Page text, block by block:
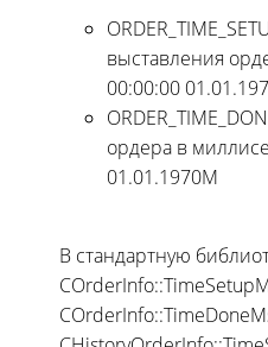
выставления
00:00:00
ордера в
01.01.1970M
В стандартную